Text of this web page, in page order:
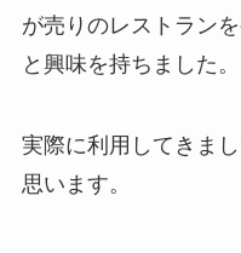
が売りのレストラン
と興味を持ちました
実際に利用してきま
思います。